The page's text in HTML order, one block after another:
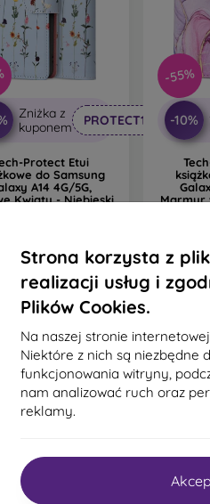
Strona korzysta z
realizacji usług i
Plików Cookies.
Na naszej stronie
Niektóre z nich są niezbędne
funkcjonowania witryny,
nam analizować ruch oraz
reklamy.
Zniżka z
kuponem
PROTECT10
Protect Etui
do Samsung
A14 4G/5G,
Kwiaty - Niebieski
sztuka w
magazynie
-55%
-10%
Marmur
Na
-50%